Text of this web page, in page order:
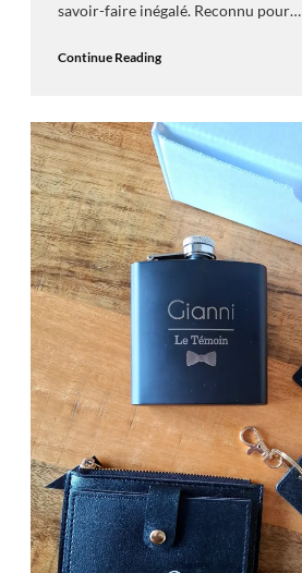
savoir-faire inégalé. Reconnu pour…
Continue Reading